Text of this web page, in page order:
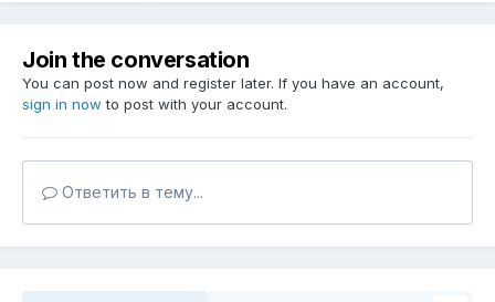
Join the conversation
You can post now and register later. If you have an account,
sign in now to post with your account.
Ответить в тему...